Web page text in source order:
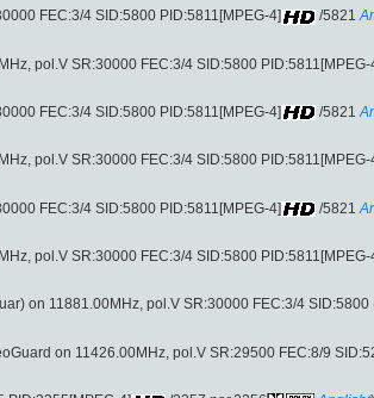
FEC:3/4 SID:5800 PID:5811[MPEG-4] /5821
pol.V SR:30000 FEC:3/4 SID:5800 PID:5811[MPEG-
FEC:3/4 SID:5800 PID:5811[MPEG-4] /5821
pol.V SR:30000 FEC:3/4 SID:5800 PID:5811[MPEG-
FEC:3/4 SID:5800 PID:5811[MPEG-4] /5821
pol.V SR:30000 FEC:3/4 SID:5800 PID:5811[MPEG-
on 11881.00MHz, pol.V SR:30000 FEC:3/4 SID:5800
on 11426.00MHz, pol.V SR:29500 FEC:8/9